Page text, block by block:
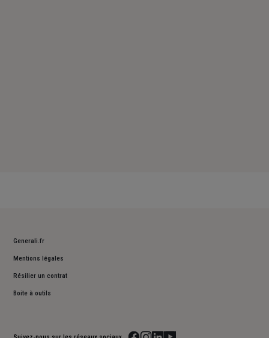
Generali.fr
Mentions légales
Résilier un contrat
Boite à outils